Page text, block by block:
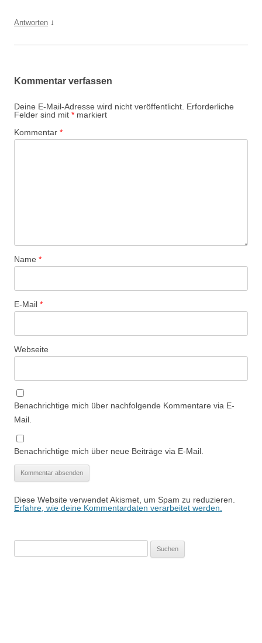
Antworten ↓
Kommentar verfassen
Deine E-Mail-Adresse wird nicht veröffentlicht. Erforderliche
Felder sind mit * markiert
Kommentar *
Name *
E-Mail *
Webseite
Benachrichtige mich über nachfolgende Kommentare via E-
Mail.
Benachrichtige mich über neue Beiträge via E-Mail.
Diese Website verwendet Akismet, um Spam zu reduzieren.
Erfahre, wie deine Kommentardaten verarbeitet werden.